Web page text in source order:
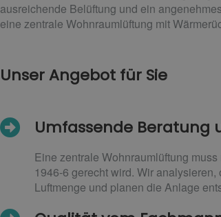
ausreichende Belüftung und ein
eine zentrale Wohnraumlüftung mit
Unser Angebot für Sie
Umfassende Beratung
Eine zentrale Wohnraumlüftung
1946-6 gerecht wird. Wir
Luftmenge und planen die Anlage